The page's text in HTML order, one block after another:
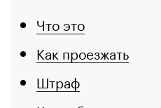
Что это
Как проезжать
Штраф